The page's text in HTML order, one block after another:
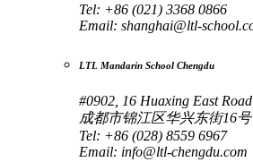
Tel: +86 (021) 3368 0866
Email: shanghai@ltl-
LTL Mandarin School Chengdu
#0902, 16 Huaxing East
成都市锦江区华兴东街16
Tel: +86 (028) 8559 6967
Email: info@ltl-chengdu.com